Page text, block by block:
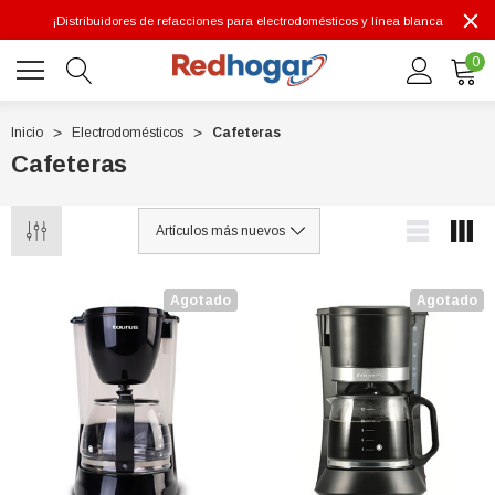
¡Distribuidores de refacciones para electrodomésticos y línea blanca
0
Inicio Electrodomésticos Cafeteras
Cafeteras
Agotado Agotado
7614